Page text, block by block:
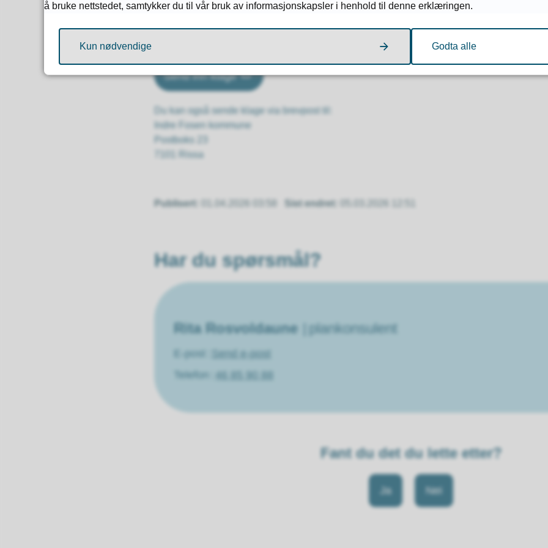
tilforvaltningslovens regler .
Send inn klage
Du kan også sende klage via brevpost til:
Indre Fosen kommune
Postboks 23
7101 Rissa
Publisert Sist endret
Har du spørsmål?
Rita Rosvoldaune plankonsulent
E-post
Send e-post
Telefon
Fant du det du lette etter?
Ja Nei
å bruke nettstedet, samtykker du til vår bruk av informasjonskapsler i henhold til denne erklæringen.
Kun nødvendige Godta alle